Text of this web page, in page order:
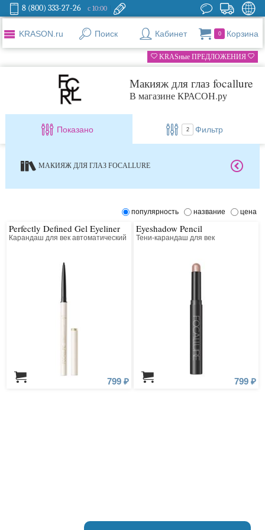
8 (800) 333-27-26 с 10:00
KRASON.ru Поиск Кабинет 0 Корзина
KRASные ПРЕДЛОЖЕНИЯ
Макияж для глаз focallure
В магазине КРАСОН.ру
Показано 2 Фильтр
МАКИЯЖ ДЛЯ ГЛАЗ FOCALLURE
популярность название цена
Perfectly Defined Gel Eyeliner
Карандаш для век автоматический
799 ₽
Eyeshadow Pencil
Тени-карандаш для век
799 ₽